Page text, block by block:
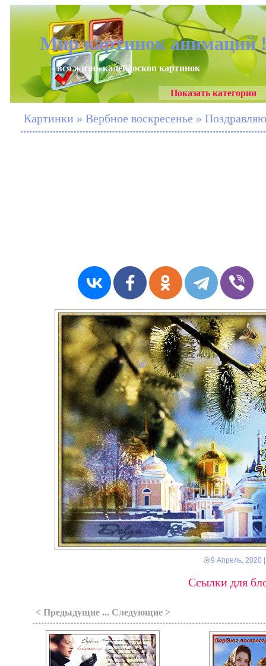
Мир картинок анимаций
- вся жизнь калейдоскоп картинок
Показать категории
Картинки » Вербное воскресенье »
9 Апрель, 2020
Ссылки для
< Предыдущие ... Следующие >